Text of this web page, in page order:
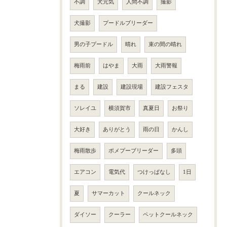
不調 犬元気 人間不調 撮影
犬撮影 プードルブリーダー
男の子プードル 晴れ 束の間の晴れ
梅雨前 はやま 大雨 大雨警報
まる 建設 建設現場 建設フェスタ
ソレイユ 横須賀市 真夏日 お祭り
大好き ありがとう 雨の日 かんし
梅雨散歩 ポメプーブリーダー 多頭
エアコン 電気代 つけっぱなし 1日
夏 サマーカット クールネック
ダイソー クーラー ペットクールネック